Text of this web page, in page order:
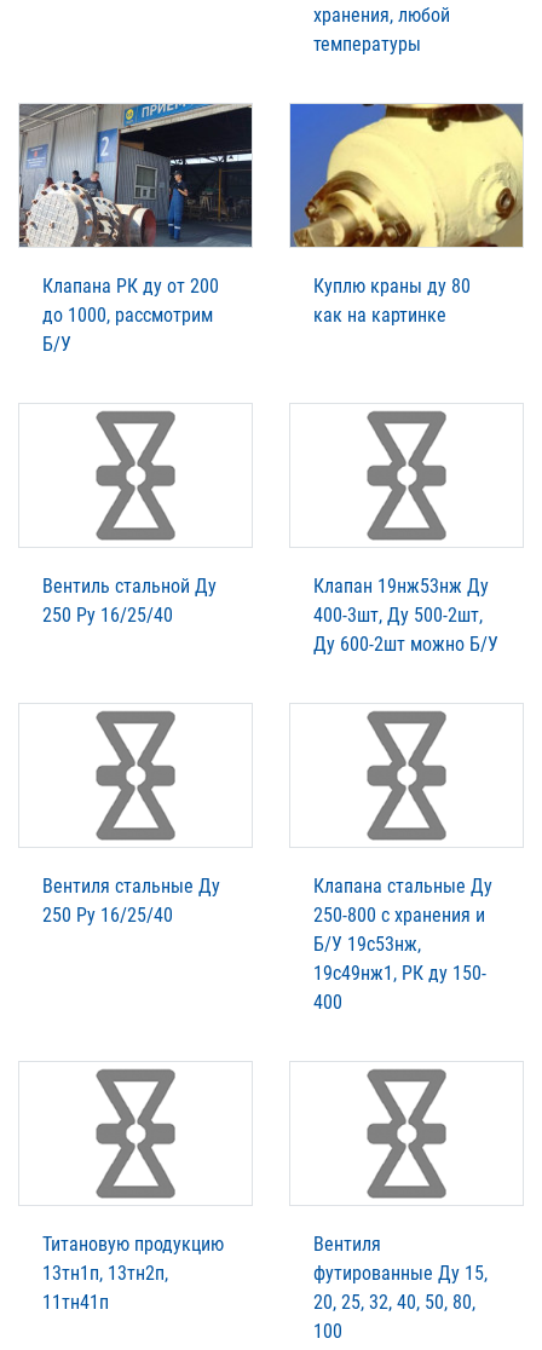
хранения, любой
температуры
Клапана РК ду от 200
до 1000, рассмотрим
Б/У
Куплю краны ду 80
как на картинке
Вентиль стальной Ду
250 Ру 16/25/40
Клапан 19нж53нж Ду
400-3шт, Ду 500-2шт,
Ду 600-2шт можно Б/У
Вентиля стальные Ду
250 Ру 16/25/40
Клапана стальные Ду
250-800 с хранения и
Б/У 19с53нж,
19с49нж1, РК ду 150-
400
Титановую продукцию
13тн1п, 13тн2п,
11тн41п
Вентиля
футированные Ду 15,
20, 25, 32, 40, 50, 80,
100